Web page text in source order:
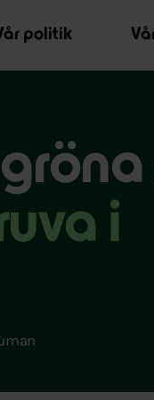
politik
i